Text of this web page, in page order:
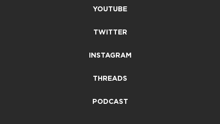
YOUTUBE
TWITTER
INSTAGRAM
THREADS
PODCAST